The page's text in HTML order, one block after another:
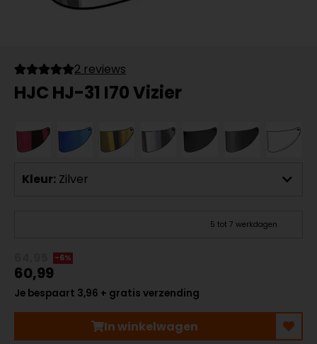
2 reviews
HJC HJ-31 I70 Vizier
Kleur: Zilver
5 tot 7 werkdagen
-6%
60,99
Je bespaart 3,96 + gratis verzending
In winkelwagen